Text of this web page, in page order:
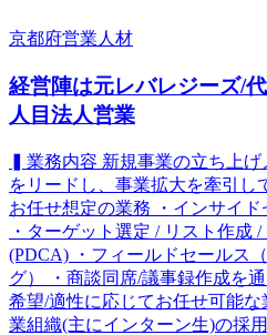
京都府営業 人材
経営陣は元レバレジーズ/
人目法人営業
▍業務内容 新規事業の立ち上
をリードし、事業拡大を牽引
お任せ想定の業務 ・インサイ
・ターゲット選定 / リスト作成
(PDCA) ・フィールドセールス
グ） ・商談同席/議事録作成を
希望/適性に応じてお任せ可能
業組織(主にインターン生)の採